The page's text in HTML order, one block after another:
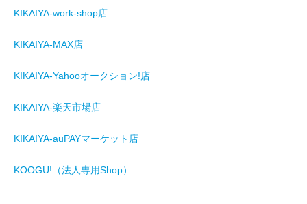
KIKAIYA-work-shop店
KIKAIYA-MAX店
KIKAIYA-Yahooオークション!店
KIKAIYA-楽天市場店
KIKAIYA-auPAYマーケット店
KOOGU!（法人専用Shop）